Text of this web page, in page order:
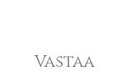
Vastaa